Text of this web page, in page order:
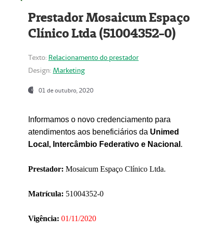
Prestador Mosaicum Espaço
Clínico Ltda (51004352-0)
Texto: Relacionamento do prestador
Design: Marketing
01 de outubro, 2020
Informamos o novo credenciamento para
atendimentos aos beneficiários da Unimed
Local, Intercâmbio Federativo e Nacional .
Prestador: Mosaicum Espaço Clínico Ltda.
Matrícula: 51004352-0
Vigência: 01/11/2020